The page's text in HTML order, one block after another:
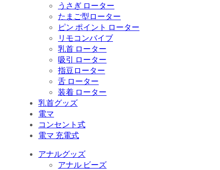
うさぎ ローター
たまご型ローター
ピン ポイント ローター
リモコンバイブ
乳首 ローター
吸引 ローター
指豆ローター
舌 ローター
装着 ローター
乳首グッズ
電マ
コンセント式
電マ 充電式
アナルグッズ
アナル ビーズ